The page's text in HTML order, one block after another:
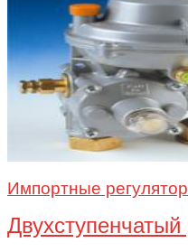
Импортные